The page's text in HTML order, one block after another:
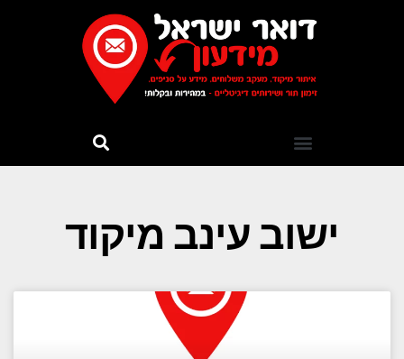
ישוב עינב מיקוד